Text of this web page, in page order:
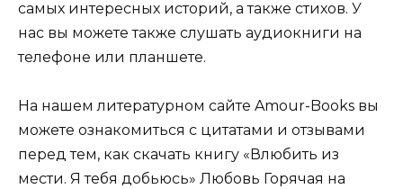
самых интересных историй, а также стихов. У
нас вы можете также слушать аудиокниги на
телефоне или планшете.
На нашем литературном сайте Amour-Books вы
можете ознакомиться с цитатами и отзывами
перед тем, как скачать книгу «Влюбить из
мести. Я тебя добьюсь» Любовь Горячая на